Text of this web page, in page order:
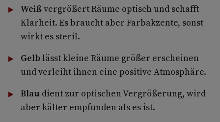
Weißvergrößert Räume optisch und schafft
Klarheit. Es braucht aber Farbakzente, sonst
wirkt es steril.
Gelblässt kleine Räume größer erscheinen
und verleiht ihnen eine positive Atmosphäre.
Blau dient zur optischen Vergrößerung, wird
aber kälter empfunden als es ist.